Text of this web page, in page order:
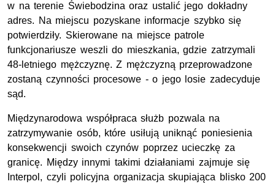
w na terenie Świebodzina oraz ustalić jego dokładny
adres. Na miejscu pozyskane informacje szybko się
potwierdziły. Skierowane na miejsce patrole
funkcjonariusze weszli do mieszkania, gdzie zatrzymali
48-letniego mężczyznę. Z mężczyzną przeprowadzone
zostaną czynności procesowe - o jego losie zadecyduje
sąd.
Międzynarodowa współpraca służb pozwala na
zatrzymywanie osób, które usiłują uniknąć poniesienia
konsekwencji swoich czynów poprzez ucieczkę za
granicę. Między innymi takimi działaniami zajmuje się
Interpol, czyli policyjna organizacja skupiająca blisko 200